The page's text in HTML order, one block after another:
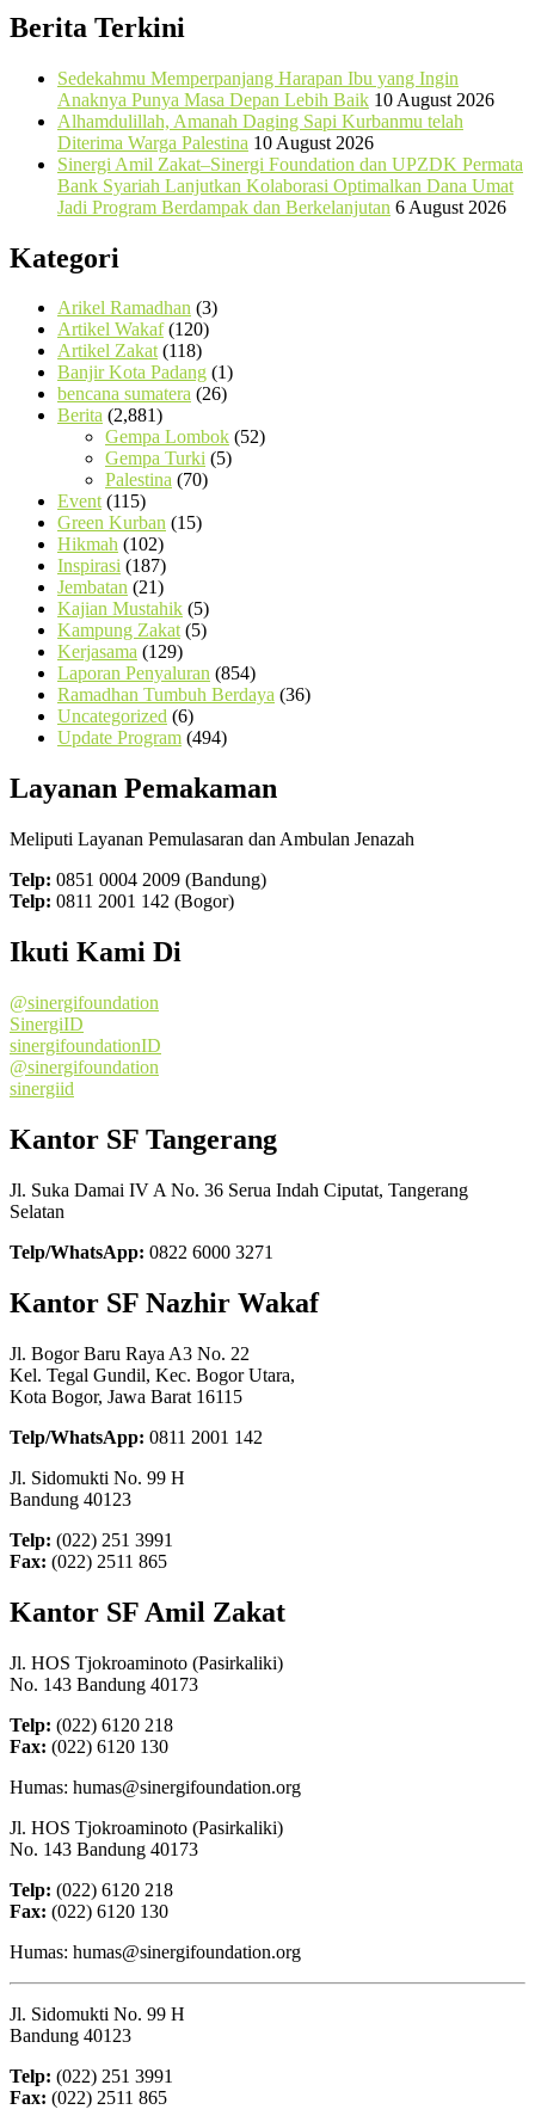
Berita Terkini
Sedekahmu Memperpanjang Harapan Ibu yang Ingin
Anaknya Punya Masa Depan Lebih Baik 10 August 2026
Alhamdulillah, Amanah Daging Sapi Kurbanmu telah
Diterima Warga Palestina 10 August 2026
Sinergi Amil Zakat–Sinergi Foundation dan UPZDK Permata
Bank Syariah Lanjutkan Kolaborasi Optimalkan Dana Umat
Jadi Program Berdampak dan Berkelanjutan 6 August 2026
Kategori
Arikel Ramadhan (3)
Artikel Wakaf(120)
Artikel Zakat(118)
Banjir Kota Padang (1)
bencana sumatera (26)
Berita (2,881)
Gempa Lombok (52)
Gempa Turki (5)
Palestina (70)
Event(115)
Green Kurban (15)
Hikmah (102)
Inspirasi (187)
Jembatan (21)
Kajian Mustahik (5)
Kampung Zakat(5)
Kerjasama (129)
Laporan Penyaluran (854)
Ramadhan Tumbuh Berdaya (36)
Uncategorized (6)
Update Program (494)
Layanan Pemakaman
Meliputi Layanan Pemulasaran dan Ambulan Jenazah
Telp: 0851 0004 2009 (Bandung)
Telp: 0811 2001 142 (Bogor)
Ikuti Kami Di
@sinergifoundation
SinergiID
sinergifoundationID
@sinergifoundation
sinergiid
Kantor SF Tangerang
Jl. Suka Damai IV A No. 36 Serua Indah Ciputat, Tangerang
Selatan
Telp/WhatsApp: 0822 6000 3271
Kantor SF Nazhir Wakaf
Jl. Bogor Baru Raya A3 No. 22
Kel. Tegal Gundil, Kec. Bogor Utara,
Kota Bogor, Jawa Barat 16115
Telp/WhatsApp: 0811 2001 142
Jl. Sidomukti No. 99 H
Bandung 40123
Telp: (022) 251 3991
Fax: (022) 2511 865
Kantor SF Amil Zakat
Jl. HOS Tjokroaminoto (Pasirkaliki)
No. 143 Bandung 40173
Telp: (022) 6120 218
Fax: (022) 6120 130
Humas: humas@sinergifoundation.org
Jl. HOS Tjokroaminoto (Pasirkaliki)
No. 143 Bandung 40173
Telp: (022) 6120 218
Fax: (022) 6120 130
Humas: humas@sinergifoundation.org
Jl. Sidomukti No. 99 H
Bandung 40123
Telp: (022) 251 3991
Fax: (022) 2511 865